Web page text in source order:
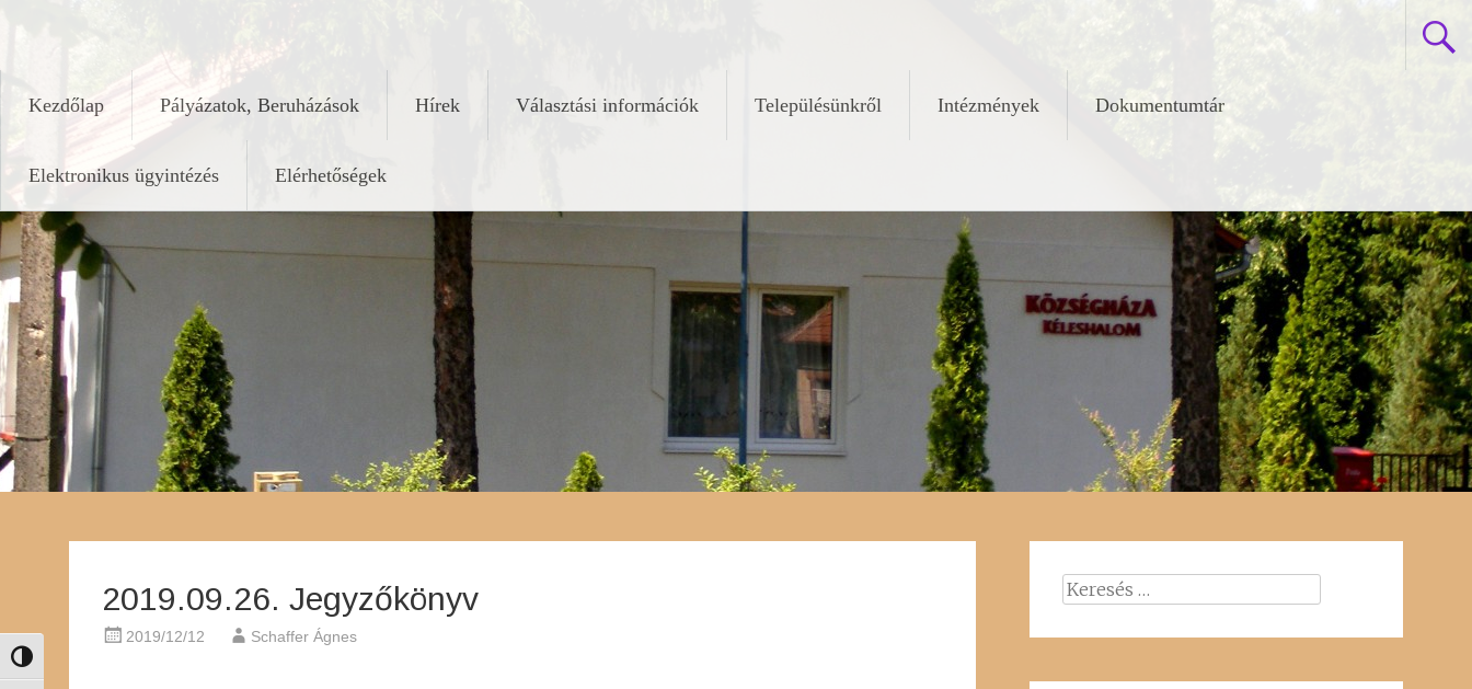
Nagy kontraszt váltása
Kezdőlap Pályázatok, Beruházások Hírek Választási információk Településünkről Intézmények Dokumentumtár
Elektronikus ügyintézés Elérhetőségek
2019.09.26. Jegyzőkönyv
2019/12/12 Schaffer Ágnes
Keresés: